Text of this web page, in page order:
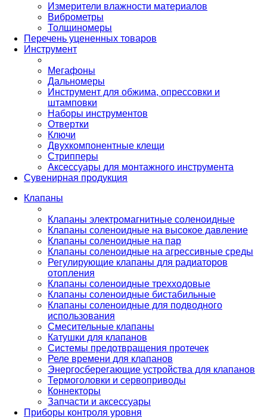
Измерители влажности материалов
Виброметры
Толщиномеры
Перечень уцененных товаров
Инструмент
Мегафоны
Дальномеры
Инструмент для обжима, опрессовки и
штамповки
Наборы инструментов
Отвертки
Ключи
Двухкомпонентные клещи
Стрипперы
Аксессуары для монтажного инструмента
Сувенирная продукция
Клапаны
Клапаны электромагнитные соленоидные
Клапаны соленоидные на высокое давление
Клапаны соленоидные на пар
Клапаны соленоидные на агрессивные среды
Регулирующие клапаны для радиаторов
отопления
Клапаны соленоидные трехходовые
Клапаны соленоидные бистабильные
Клапаны соленоидные для подводного
использования
Смесительные клапаны
Катушки для клапанов
Системы предотвращения протечек
Реле времени для клапанов
Энергосберегающие устройства для клапанов
Термоголовки и сервоприводы
Коннекторы
Запчасти и аксессуары
Приборы контроля уровня